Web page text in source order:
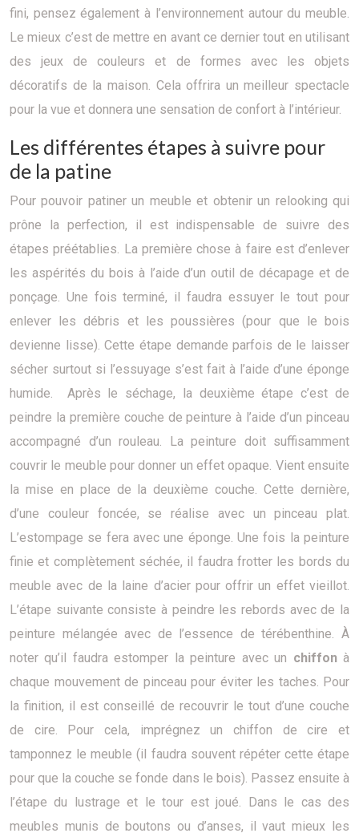
fini, pensez également à l’environnement autour du meuble.
Le mieux c’est de mettre en avant ce dernier tout en utilisant
des jeux de couleurs et de formes avec les objets
décoratifs de la maison. Cela offrira un meilleur spectacle
pour la vue et donnera une sensation de confort à l’intérieur.
Les différentes étapes à suivre pour
de la patine
Pour pouvoir patiner un meuble et obtenir un relooking qui
prône la perfection, il est indispensable de suivre des
étapes préétablies. La première chose à faire est d’enlever
les aspérités du bois à l’aide d’un outil de décapage et de
ponçage. Une fois terminé, il faudra essuyer le tout pour
enlever les débris et les poussières (pour que le bois
devienne lisse). Cette étape demande parfois de le laisser
sécher surtout si l’essuyage s’est fait à l’aide d’une éponge
humide. Après le séchage, la deuxième étape c’est de
peindre la première couche de peinture à l’aide d’un pinceau
accompagné d’un rouleau. La peinture doit suffisamment
couvrir le meuble pour donner un effet opaque. Vient ensuite
la mise en place de la deuxième couche. Cette dernière,
d’une couleur foncée, se réalise avec un pinceau plat.
L’estompage se fera avec une éponge. Une fois la peinture
finie et complètement séchée, il faudra frotter les bords du
meuble avec de la laine d’acier pour offrir un effet vieillot.
L’étape suivante consiste à peindre les rebords avec de la
peinture mélangée avec de l’essence de térébenthine. À
noter qu’il faudra estomper la peinture avec un chiffonà
chaque mouvement de pinceau pour éviter les taches. Pour
la finition, il est conseillé de recouvrir le tout d’une couche
de cire. Pour cela, imprégnez un chiffon de cire et
tamponnez le meuble (il faudra souvent répéter cette étape
pour que la couche se fonde dans le bois). Passez ensuite à
l’étape du lustrage et le tour est joué. Dans le cas des
meubles munis de boutons ou d’anses, il vaut mieux les